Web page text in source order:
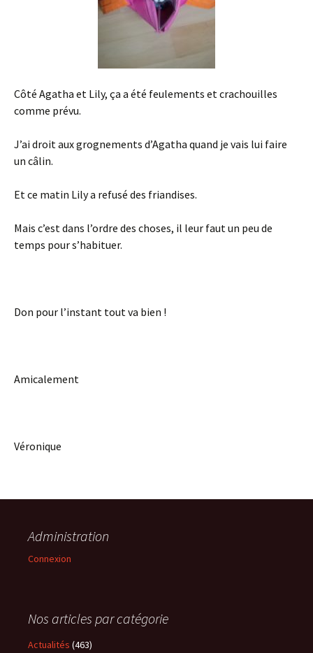
Côté Agatha et Lily, ça a été feulements et crachouilles
comme prévu.
J’ai droit aux grognements d’Agatha quand je vais lui faire
un câlin.
Et ce matin Lily a refusé des friandises.
Mais c’est dans l’ordre des choses, il leur faut un peu de
temps pour s’habituer.
Don pour l’instant tout va bien !
Amicalement
Véronique
Administration
Connexion
Nos articles par catégorie
Actualités (463)